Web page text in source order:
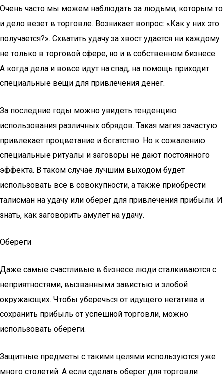
Очень часто мы можем наблюдать за людьми, которым то
и дело везет в торговле. Возникает вопрос: «Как у них это
получается?». Схватить удачу за хвост удается ни каждому
не только в торговой сфере, но и в собственном бизнесе.
А когда дела и вовсе идут на спад, на помощь приходит
специальные вещи для привлечения денег.
За последние годы можно увидеть тенденцию
использования различных обрядов. Такая магия зачастую
привлекает процветание и богатство. Но к сожалению
специальные ритуалы и заговоры не дают постоянного
эффекта. В таком случае лучшим выходом будет
использовать все в совокупности, а также приобрести
талисман на удачу или оберег для привлечения прибыли. И
знать, как заговорить амулет на удачу.
Обереги
Даже самые счастливые в бизнесе люди сталкиваются с
неприятностями, вызванными завистью и злобой
окружающих. Чтобы уберечься от идущего негатива и
сохранить прибыль от успешной торговли, можно
использовать обереги.
Защитные предметы с такими целями используются уже
много столетий. А если сделать оберег для торговли